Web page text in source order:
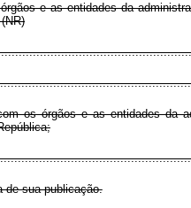
e as entidades da
os órgãos e as entidades da
de sua publicação.